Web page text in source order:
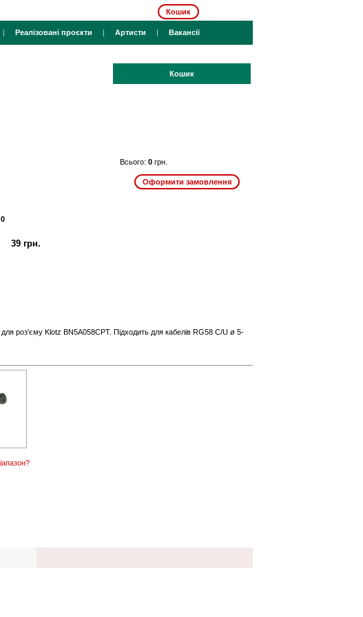
Кошик
Реалізовані проєкти | Артисти | Вакансії
Кошик
Всього: 0 грн.
39 грн.
роз'єму Klotz BN5A058CPT. Підходить для кабелів RG58 C/U ø 5-